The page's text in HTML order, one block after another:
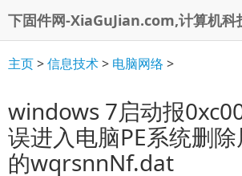
下固件网-XiaGuJian.com,计算机科
主页>信息技术> 电脑网络>
windows 7启动报
误进入电脑PE系统删
的wqrsnnNf.dat